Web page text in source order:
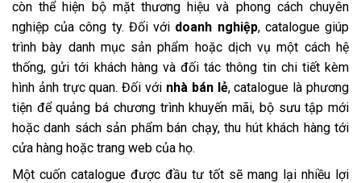
còn thể hiện bộ mặt thương hiệu và phong cách chuyên
nghiệp của công ty. Đối với doanh nghiệp, catalogue giúp
trình bày danh mục sản phẩm hoặc dịch vụ một cách hệ
thống, gửi tới khách hàng và đối tác thông tin chi tiết kèm
hình ảnh trực quan. Đối với nhà bán lẻ, catalogue là phương
tiện để quảng bá chương trình khuyến mãi, bộ sưu tập mới
hoặc danh sách sản phẩm bán chạy, thu hút khách hàng tới
cửa hàng hoặc trang web của họ.
Một cuốn catalogue được đầu tư tốt sẽ mang lại nhiều lợi